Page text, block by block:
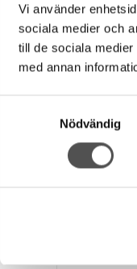
Vi använder
sociala medier och
till de sociala
med annan
Nödvändig
Singer
Monterad
Passar de
66 kr